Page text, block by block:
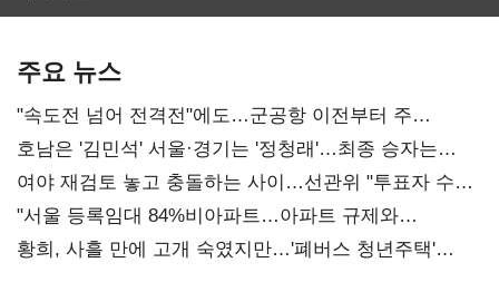
주요 뉴스
"속도전 넘어 전격전"에도…군공항 이전부터 주
52시간까지 '뇌관'
호남은 '김민석' 서울·경기는 '정청래'…최종 승자는
'안갯속'
여야 재검토 놓고 충돌하는 사이…선관위 "투표자 수
오차 당연"
"서울 등록임대 84%비아파트…아파트 규제와
달리해야"
황희, 사흘 만에 고개 숙였지만…'폐버스 청년주택'